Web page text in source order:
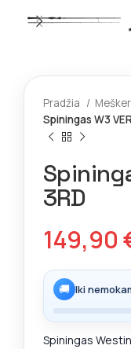
Pradžia
Spiningas W3
3RD
149,90
🚚 Iki
Spiningas